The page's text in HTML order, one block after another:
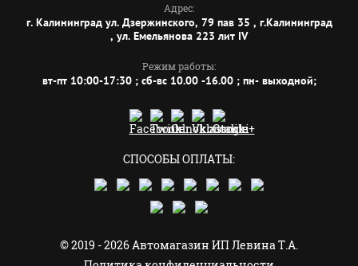
Адрес:
г. Калининград ул. Дзержинского, 79 пав 35 , г.Калининград
, ул. Емельянова 223 лит IV
Режим работы:
вт-пт 10:00-17:30 ; сб-вс 10.00 -16.00 ; пн- выходной;
СПОСОБЫ ОПЛАТЫ:
© 2019 - 2026 Автомагазин ИП Левина Т.А.